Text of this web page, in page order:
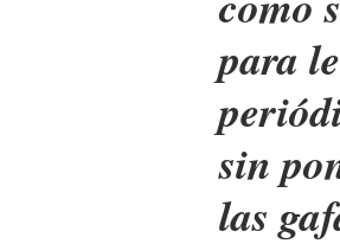
para
sin
las